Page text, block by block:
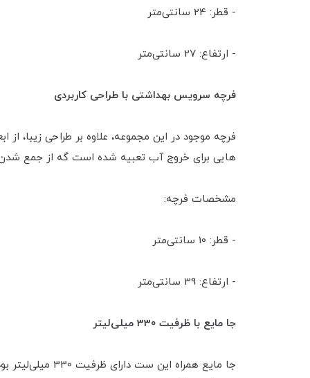
- قطر: 24 سانتی‌متر
- ارتفاع: 27 سانتی‌متر
فرچه سرویس بهداشتی با طراحی کاربردی
فرچه موجود در این مجموعه، علاوه بر طراحی زیبا،
هایی برای خروج آب تعبیه شده است گه از جمع
مشخصات فرچه:
- قطر: 10 سانتی‌متر
- ارتفاع: 39 سانتی‌متر
جا مایع با ظرفیت 330 میلی‌لیتر
جا مایع